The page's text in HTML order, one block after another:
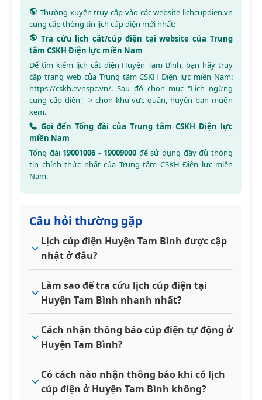
Thường xuyên truy cập vào các website lichcupdien.vn
cung cấp thông tin lịch cúp điện mới nhất:
Tra cứu lịch cắt/cúp điện tại website của Trung
tâm CSKH Điện lực miền Nam
Để tìm kiếm lịch cắt điện Huyện Tam Bình, bạn hãy truy
cập trang web của Trung tâm CSKH Điện lực miền Nam:
https://cskh.evnspc.vn/. Sau đó chọn mục "Lịch ngừng
cung cấp điện" -> chọn khu vực quận, huyện bạn muốn
xem.
Gọi đến Tổng đài của Trung tâm CSKH Điện lực
miền Nam
Tổng đài 19001006 - 19009000để sử dụng đầy đủ thông
tin chính thức nhất của Trung tâm CSKH Điện lực miền
Nam.
Câu hỏi thường gặp
Lịch cúp điện Huyện Tam Bình được cập
nhật ở đâu?
Làm sao để tra cứu lịch cúp điện tại
Huyện Tam Bình nhanh nhất?
Cách nhận thông báo cúp điện tự động ở
Huyện Tam Bình?
Có cách nào nhận thông báo khi có lịch
cúp điện ở Huyện Tam Bình không?